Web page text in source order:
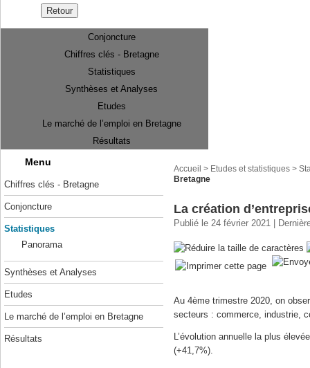
Retour
Conjoncture
Chiffres clés - Bretagne
Statistiques
Synthèses et Analyses
Etudes
Le marché de l’emploi en Bretagne
Résultats
Menu
Chiffres clés - Bretagne
Conjoncture
Statistiques
Panorama
Synthèses et Analyses
Etudes
Le marché de l’emploi en Bretagne
Résultats
Accueil > Etudes et statistiques >
Bretagne
La création
Publié le 24 février 2021 |
Au 4ème trimestre 2020, on
secteurs : commerce, industrie,
L’évolution annuelle la plus
(+41,7%).